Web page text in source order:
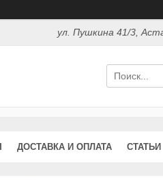
ул. Пушкина 41/3,
ДОСТАВКА И ОПЛАТА СТАТЬИ